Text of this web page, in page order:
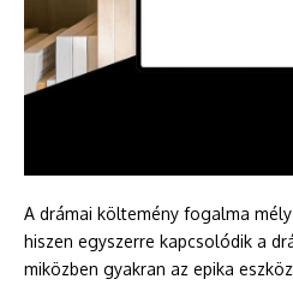
A drámai költemény fogalma
hiszen egyszerre kapcsolódik a
miközben gyakran az epika